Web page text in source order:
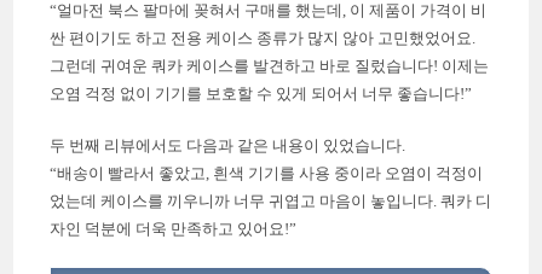
“얼마전 북스 팔마에 꽂혀서 구매를 했는데, 이 제품이 가격이 비
싼 편이기도 하고 전용 케이스 종류가 많지 않아 고민했었어요.
그런데 귀여운 쿼카 케이스를 발견하고 바로 질렀습니다! 이제는
오염 걱정 없이 기기를 보호할 수 있게 되어서 너무 좋습니다!”
두 번째 리뷰에서도 다음과 같은 내용이 있었습니다.
“배송이 빨라서 좋았고, 흰색 기기를 사용 중이라 오염이 걱정이
었는데 케이스를 끼우니까 너무 귀엽고 마음이 놓입니다. 쿼카 디
자인 덕분에 더욱 만족하고 있어요!”